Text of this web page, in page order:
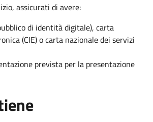
assicurati di avere:
di identità digitale), carta
(CIE) o carta nazionale dei servizi
prevista per la presentazione